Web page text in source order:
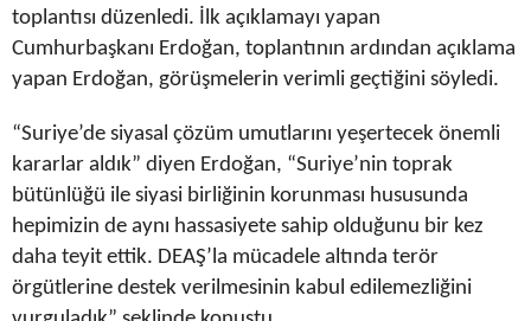
toplantısı düzenledi. İlk açıklamayı yapan
Cumhurbaşkanı Erdoğan, toplantının ardından açıklama
yapan Erdoğan, görüşmelerin verimli geçtiğini söyledi.
“Suriye’de siyasal çözüm umutlarını yeşertecek önemli
kararlar aldık” diyen Erdoğan, “Suriye’nin toprak
bütünlüğü ile siyasi birliğinin korunması hususunda
hepimizin de aynı hassasiyete sahip olduğunu bir kez
daha teyit ettik. DEAŞ’la mücadele altında terör
örgütlerine destek verilmesinin kabul edilemezliğini